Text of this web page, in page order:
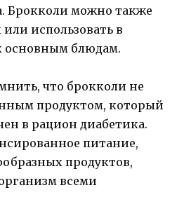
Брокколи можно также
использовать в
основным блюдам.
что брокколи не
продуктом, который
в рацион диабетика.
питание,
продуктов,
всеми